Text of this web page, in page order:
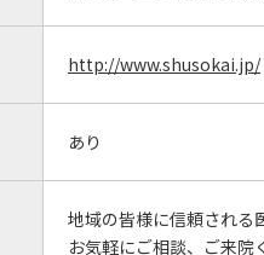
http://www.shusokai.jp/
あり
地域の皆様に信頼される
お気軽にご相談、ご来院